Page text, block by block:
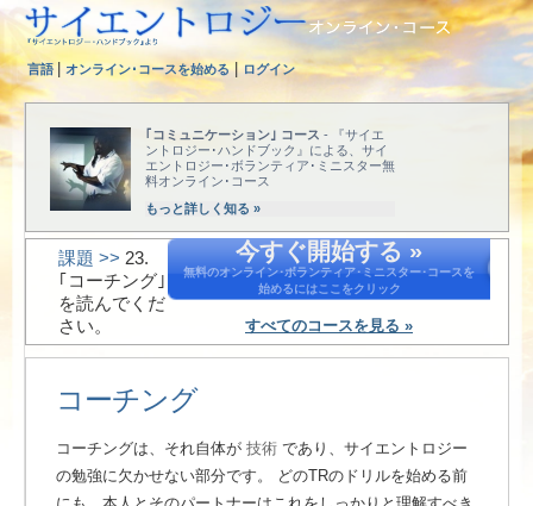
言語| オンライン･コースを始める ログイン
｢コミュニケーション｣ コース - 『サイエ
ントロジー･ハンドブック』による、サイ
エントロジー･ボランティア･ミニスター無
料オンライン･コース
もっと詳しく知る »
今すぐ開始する »
無料のオンライン･ボランティア･ミニスター･コースを
始めるにはここをクリック
すべてのコースを見る »
課題 >> 23.
｢コーチング｣
を読んでくだ
さい。
コーチング
コーチングは、それ自体が 技術 であり、サイエントロジー
の勉強に欠かせない部分です。 どのTRのドリルを始める前